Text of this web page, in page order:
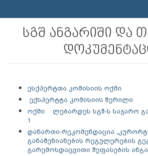
სგშ ანგარიში და
ესქპერტთა კომისიის ოქმი
ექსპერტტა კომისიის წერილი
ოქმი ლებარდეს სგშ-ს საჯარო
1
დანართი-რეკომენდაცია
განაშენიანების რეგულერების
გარემოსდაცვითი შეფასების